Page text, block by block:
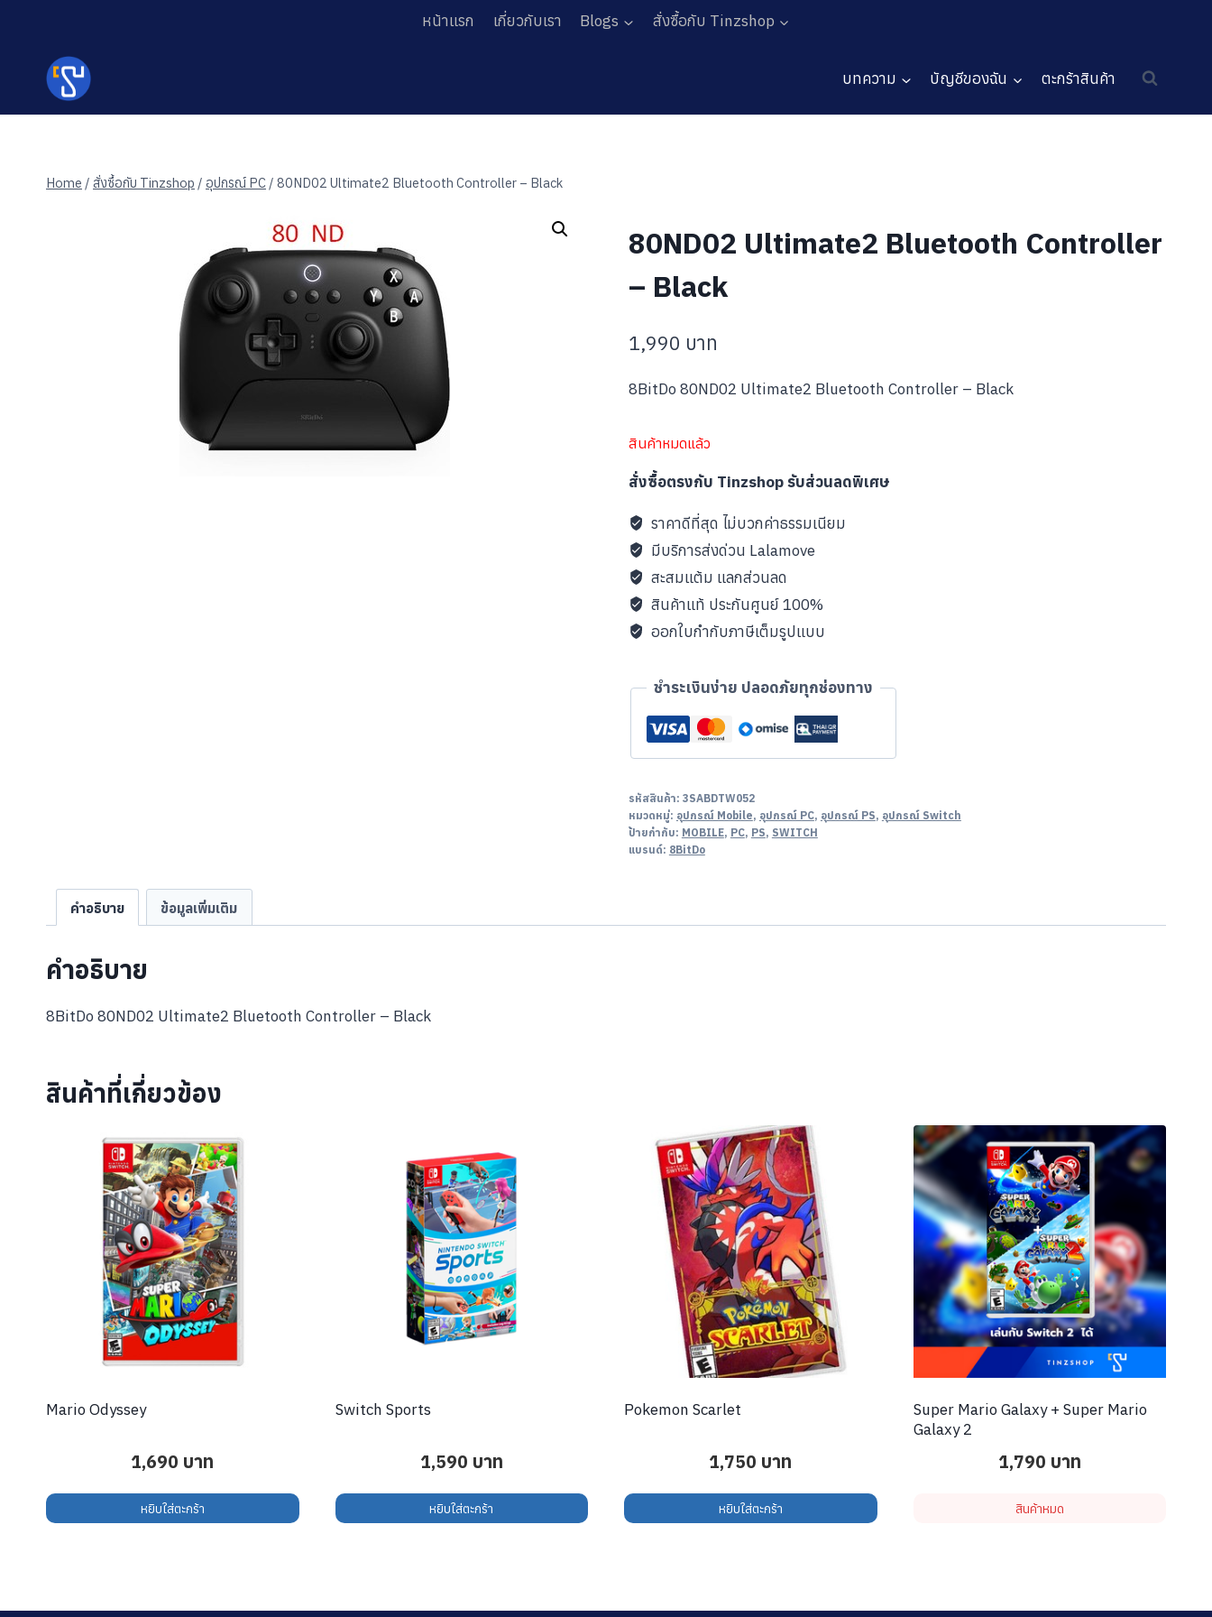
content
หน้าแรก เกี่ยวกับเรา Blogs สั่งซื้อกับ Tinzshop
บทความ บัญชีของฉัน ตะกร้าสินค้า
Home / สั่งซื้อกับ Tinzshop / อุปกรณ์ PC / 80ND02 Ultimate2 Bluetooth Controller – Black
80ND02 Ultimate2 Bluetooth Controller
– Black
1,990 บาท
8BitDo 80ND02 Ultimate2 Bluetooth Controller – Black
สินค้าหมดแล้ว
สั่งซื้อตรงกับ Tinzshop รับส่วนลดพิเศษ
ราคาดีที่สุด ไม่บวกค่าธรรมเนียม
มีบริการส่งด่วน Lalamove
สะสมแต้ม แลกส่วนลด
สินค้าแท้ ประกันศูนย์ 100%
ออกใบกำกับภาษีเต็มรูปแบบ
ชำระเงินง่าย ปลอดภัยทุกช่องทาง
รหัสสินค้า: 3SABDTW052
หมวดหมู่: อุปกรณ์ Mobile, อุปกรณ์ PC, อุปกรณ์ PS, อุปกรณ์ Switch
ป้ายกำกับ: MOBILE, PC, PS, SWITCH
แบรนด์: 8BitDo
คำอธิบาย ข้อมูลเพิ่มเติม
คำอธิบาย
8BitDo 80ND02 Ultimate2 Bluetooth Controller – Black
สินค้าที่เกี่ยวข้อง
Mario Odyssey
1,690 บาท
หยิบใส่ตะกร้า
Switch Sports
1,590 บาท
หยิบใส่ตะกร้า
Pokemon Scarlet
1,750 บาท
หยิบใส่ตะกร้า
Super Mario Galaxy + Super Mario
Galaxy 2
1,790 บาท
สินค้าหมด